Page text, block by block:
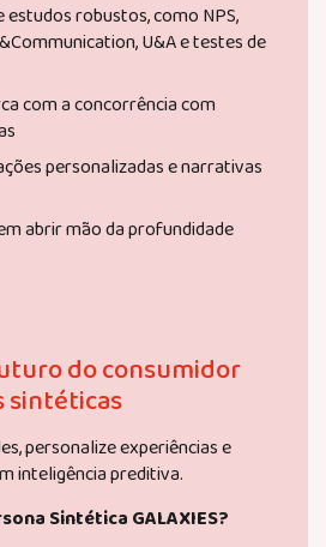
estudos robustos, como NPS,
U&A e testes de
com a concorrência com
personalizadas e narrativas
abrir mão da profundidade
do consumidor
sintéticas
personalize experiências e
inteligência preditiva.
Sintética GALAXIES?